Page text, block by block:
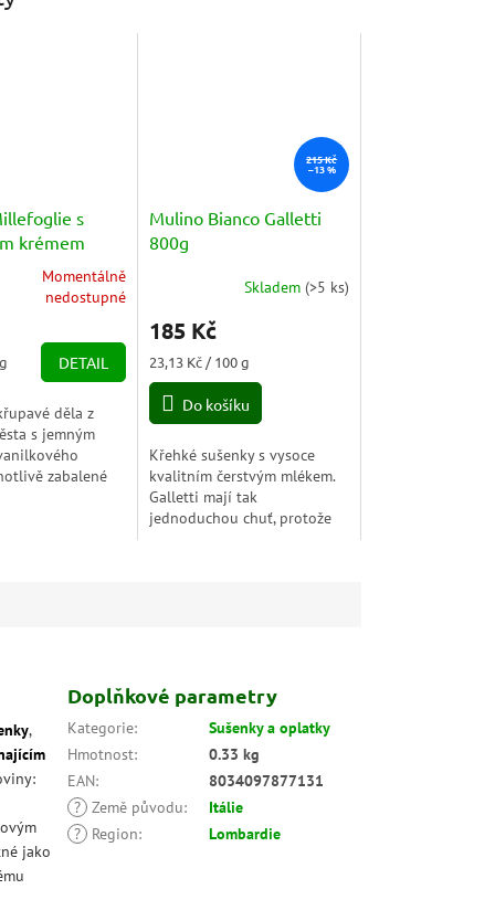
s
krémem
Momentálně
nedostupné
DETAIL
děla z
s jemným
zabalené
215 Kč
–13 %
Mulino Bianco Galletti
800g
produktu
5,0
5
Skladem(>5 ks)
185 Kč
Měrná
cena:
23,13 Kč / 100 g
Do košíku
Křehké sušenky s vysoce
kvalitním čerstvým mlékem.
Galletti mají tak
jednoduchou chuť, protože
,
jako
Doplňkové parametry
Kategorie:
Sušenky a oplatky
Hmotnost:
0.33 kg
EAN:
8034097877131
? Země původu:
Itálie
?
Region: Lombardie